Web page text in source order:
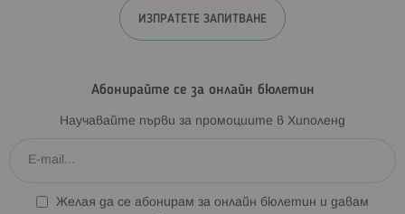
ИЗПРАТЕТЕ ЗАПИТВАНЕ
Абонирайте се за онлайн бюлетин
Научавайте първи за промоциите в Хиполенд
Желая да се абонирам за онлайн бюлетин и давам